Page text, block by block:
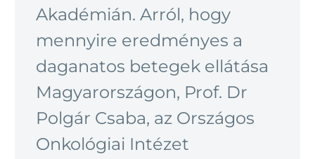
Akadémián. Arról, hogy
mennyire eredményes a
daganatos betegek ellátása
Magyarországon, Prof. Dr
Polgár Csaba, az Országos
Onkológiai Intézet